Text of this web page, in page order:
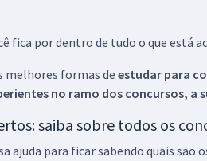
fica por dentro de tudo o que está
melhores formas de estudar para
no ramo dos concursos, a
saiba sobre todos os
ajuda para ficar sabendo quais são